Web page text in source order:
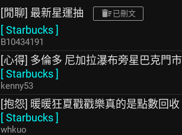
[閒聊] 最新星運抽 已刪文
[Starbucks]
B10434191
[心得] 多倫多 尼加拉瀑布旁星巴克門市
[Starbucks]
kenny53
[抱怨] 暖暖狂夏戳戳樂真的是點數回收
[Starbucks]
whkuo